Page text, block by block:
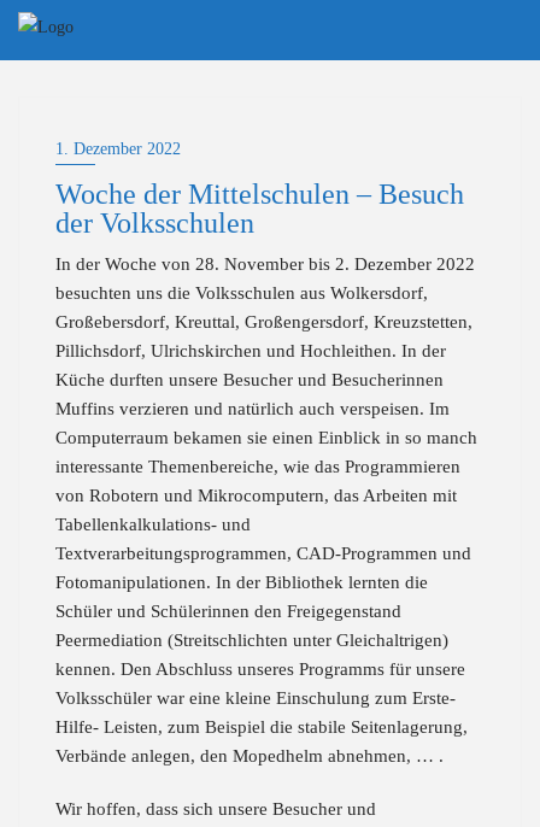
Skip
1. Dezember 2022
Woche der Mittelschulen – Besuch
der Volksschulen
In der Woche von 28. November bis 2. Dezember 2022
besuchten uns die Volksschulen aus Wolkersdorf,
Großebersdorf, Kreuttal, Großengersdorf, Kreuzstetten,
Pillichsdorf, Ulrichskirchen und Hochleithen. In der
Küche durften unsere Besucher und Besucherinnen
Muffins verzieren und natürlich auch verspeisen. Im
Computerraum bekamen sie einen Einblick in so manch
interessante Themenbereiche, wie das Programmieren
von Robotern und Mikrocomputern, das Arbeiten mit
Tabellenkalkulations- und
Textverarbeitungsprogrammen, CAD-Programmen und
Fotomanipulationen. In der Bibliothek lernten die
Schüler und Schülerinnen den Freigegenstand
Peermediation (Streitschlichten unter Gleichaltrigen)
kennen. Den Abschluss unseres Programms für unsere
Volksschüler war eine kleine Einschulung zum Erste-
Hilfe- Leisten, zum Beispiel die stabile Seitenlagerung,
Verbände anlegen, den Mopedhelm abnehmen, … .
Wir hoffen, dass sich unsere Besucher und